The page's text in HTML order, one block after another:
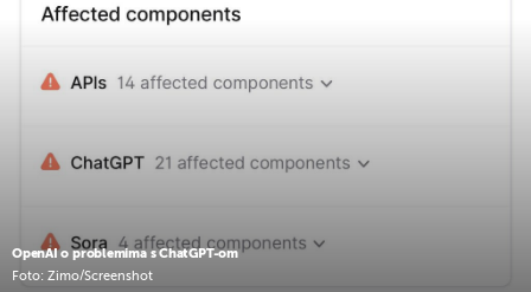
OpenAI o problemima s ChatGPT-om
Foto: Zimo/Screenshot